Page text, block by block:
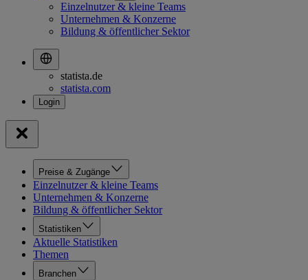
Einzelnutzer & kleine Teams
Unternehmen & Konzerne
Bildung & öffentlicher Sektor
statista.de
statista.com
Preise & Zugänge
Einzelnutzer & kleine Teams
Unternehmen & Konzerne
Bildung & öffentlicher Sektor
Statistiken
Aktuelle Statistiken
Themen
Branchen